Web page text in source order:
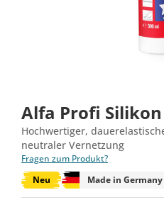
Alfa Profi
Hochwertiger,
neutraler Vernetzung
Fragen zum Produkt?
Neu
Made in Germany